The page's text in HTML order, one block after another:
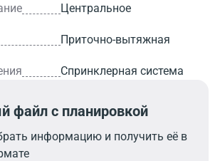
Центральное
Приточно-вытяжная
Спринклерная система
файл с планировкой
информацию и получить её в